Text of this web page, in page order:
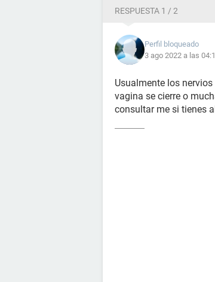
RESPUESTA 1 / 2
Perfil bloqueado
3 ago 2022 a las
Usualmente los
vagina se cierre o
consultar me si tienes